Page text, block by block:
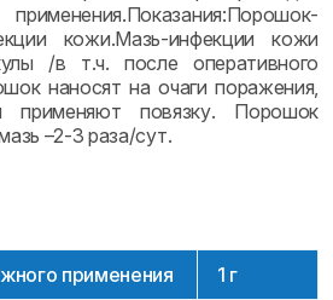
кожи.Мазь-инфекции кожи
/в т.ч. после оперативного
наносят на очаги поражения,
применяют повязку. Порошок
–2-3 раза/сут.
применения 1 г